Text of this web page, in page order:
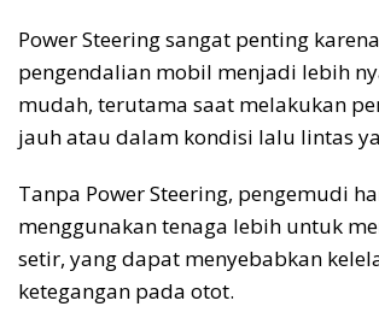
Power Steering sangat penting
pengendalian mobil menjadi lebih
mudah, terutama saat melakukan
jauh atau dalam kondisi lalu lintas
Tanpa Power Steering, pengemudi
menggunakan tenaga lebih untuk
setir, yang dapat menyebabkan
ketegangan pada otot.